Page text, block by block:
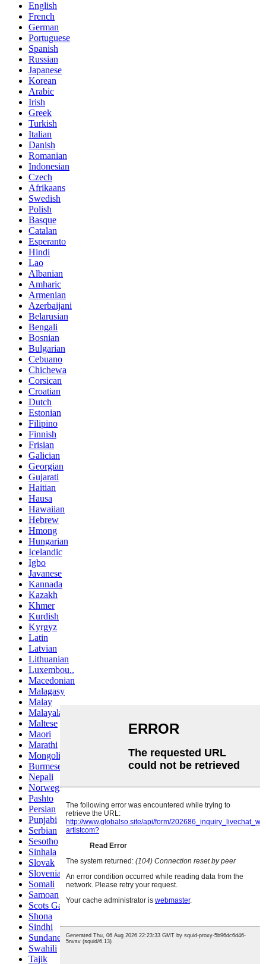
English
French
German
Portuguese
Spanish
Russian
Japanese
Korean
Arabic
Irish
Greek
Turkish
Italian
Danish
Romanian
Indonesian
Czech
Afrikaans
Swedish
Polish
Basque
Catalan
Esperanto
Hindi
Lao
Albanian
Amharic
Armenian
Azerbaijani
Belarusian
Bengali
Bosnian
Bulgarian
Cebuano
Chichewa
Corsican
Croatian
Dutch
Estonian
Filipino
Finnish
Frisian
Galician
Georgian
Gujarati
Haitian
Hausa
Hawaiian
Hebrew
Hmong
Hungarian
Icelandic
Igbo
Javanese
Kannada
Kazakh
Khmer
Kurdish
Kyrgyz
Latin
Latvian
Lithuanian
Luxembou..
Macedonian
Malagasy
Malay
Malayalam
Maltese
Maori
Marathi
Mongolian
Burmese
Nepali
Norwegian
Pashto
Persian
Punjabi
Serbian
Sesotho
Sinhala
Slovak
Slovenian
Somali
Samoan
Scots Gaelic
Shona
Sindhi
Sundanese
Swahili
Tajik